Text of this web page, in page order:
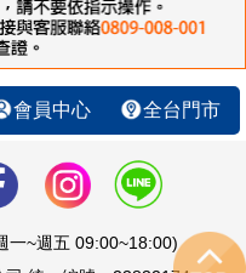
會員中心 全台門市
一~週五 09:00~18:00)